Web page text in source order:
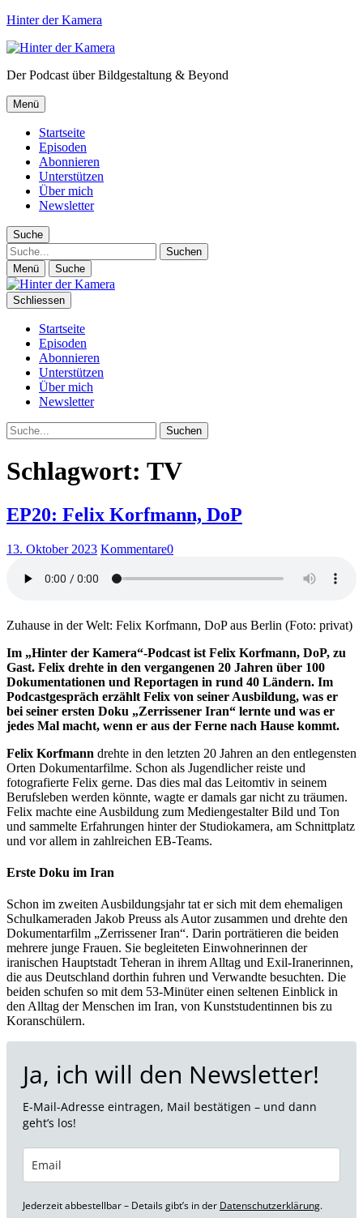
Hinter der Kamera
Der Podcast über Bildgestaltung & Beyond
Menü
Startseite
Episoden
Abonnieren
Unterstützen
Über mich
Newsletter
Suche
Suche
Menü Suche
Schliessen
Startseite
Episoden
Abonnieren
Unterstützen
Über mich
Newsletter
Suche
Schlagwort: TV
EP20: Felix Korfmann, DoP
13. Oktober 2023 Kommentare0
Zuhause in der Welt: Felix Korfmann, DoP aus Berlin (Foto: privat)
Im „Hinter der Kamera“-Podcast ist Felix Korfmann, DoP, zu
Gast. Felix drehte in den vergangenen 20 Jahren über 100
Dokumentationen und Reportagen in rund 40 Ländern. Im
Podcastgespräch erzählt Felix von seiner Ausbildung, was er
bei seiner ersten Doku „Zerrissener Iran“ lernte und was er
jedes Mal macht, wenn er aus der Ferne nach Hause kommt.
Felix Korfmann drehte in den letzten 20 Jahren an den entlegensten
Orten Dokumentarfilme. Schon als Jugendlicher reiste und
fotografierte Felix gerne. Das dies mal das Leitomtiv in seinem
Berufsleben werden könnte, wagte er damals gar nicht zu träumen.
Felix machte eine Ausbildung zum Mediengestalter Bild und Ton
und sammelte Erfahrungen hinter der Studiokamera, am Schnittplatz
und vor allem in zahlreichen EB-Teams.
Erste Doku im Iran
Schon im zweiten Ausbildungsjahr tat er sich mit dem ehemaligen
Schulkameraden Jakob Preuss als Autor zusammen und drehte den
Dokumentarfilm „Zerrissener Iran“. Darin porträtieren die beiden
mehrere junge Frauen. Sie begleiteten Einwohnerinnen der
iranischen Hauptstadt Teheran in ihrem Alltag und Exil-Iranerinnen,
die aus Deutschland dorthin fuhren und Verwandte besuchten. Die
beiden schufen so mit dem 53-Minüter einen seltenen Einblick in
den Alltag der Menschen im Iran, von Kunststudentinnen bis zu
Koranschülern.
Ja, ich will den Newsletter!
E-Mail-Adresse eintragen, Mail bestätigen – und dann
geht’s los!
Jederzeit abbestellbar – Details gibt’s in der Datenschutzerklärung.